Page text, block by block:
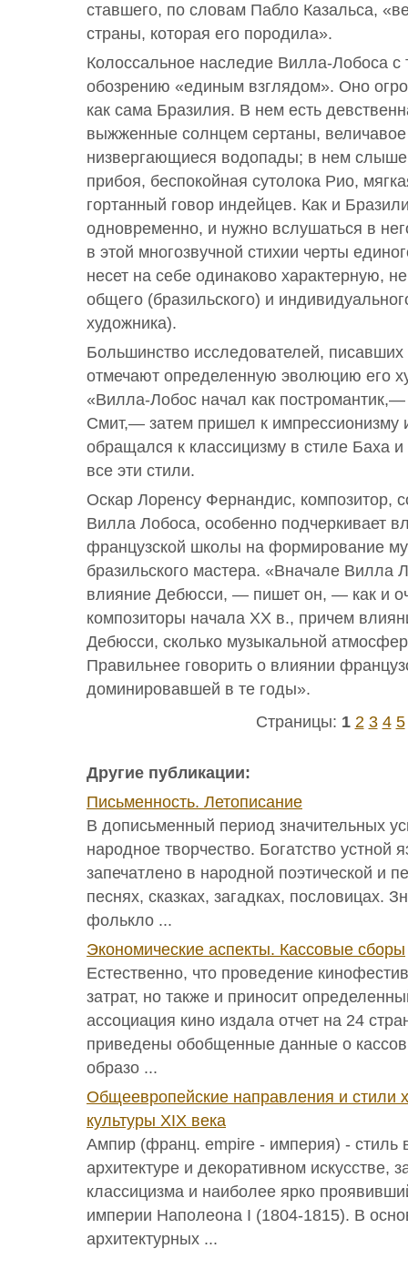
ставшего, по словам Пабло Казальса,
страны, которая его породила».
Колоссальное наследие Вилла-Лобоса с
обозрению «единым взглядом». Оно
как сама Бразилия. В нем есть
выжженные солнцем сертаны, величавое
низвергающиеся водопады; в нем
прибоя, беспокойная сутолока Рио,
гортанный говор индейцев. Как и
одновременно, и нужно вслушаться в
в этой многозвучной стихии черты
несет на себе одинаково характерную,
общего (бразильского) и
художника).
Большинство исследователей,
отмечают определенную эволюцию его
«Вилла-Лобос начал как постромантик,—
Смит,— затем пришел к импрессионизму
обращался к классицизму в стиле Баха и
все эти стили.
Оскар Лоренсу Фернандис, композитор,
Вилла Лобоса, особенно подчеркивает
французской школы на формирование
бразильского мастера. «Вначале Вилла
влияние Дебюсси, — пишет он, — как и
композиторы начала XX в., причем
Дебюсси, сколько музыкальной
Правильнее говорить о влиянии
доминировавшей в те годы».
Страницы: 1 2 3 4 5
Другие публикации:
Письменность. Летописание
В дописьменный период значительных
народное творчество. Богатство устной
запечатлено в народной поэтической и
песнях, сказках, загадках, пословицах.
фолькло ...
Экономические аспекты. Кассовые сборы
Естественно, что проведение
затрат, но также и приносит
ассоциация кино издала отчет на 24
приведены обобщенные данные о
образо ...
Общеевропейские направления и стили
культуры ХIХ века
Ампир (франц. empire - империя) - стиль
архитектуре и декоративном искусстве,
классицизма и наиболее ярко
империи Наполеона I (1804-1815). В
архитектурных ...